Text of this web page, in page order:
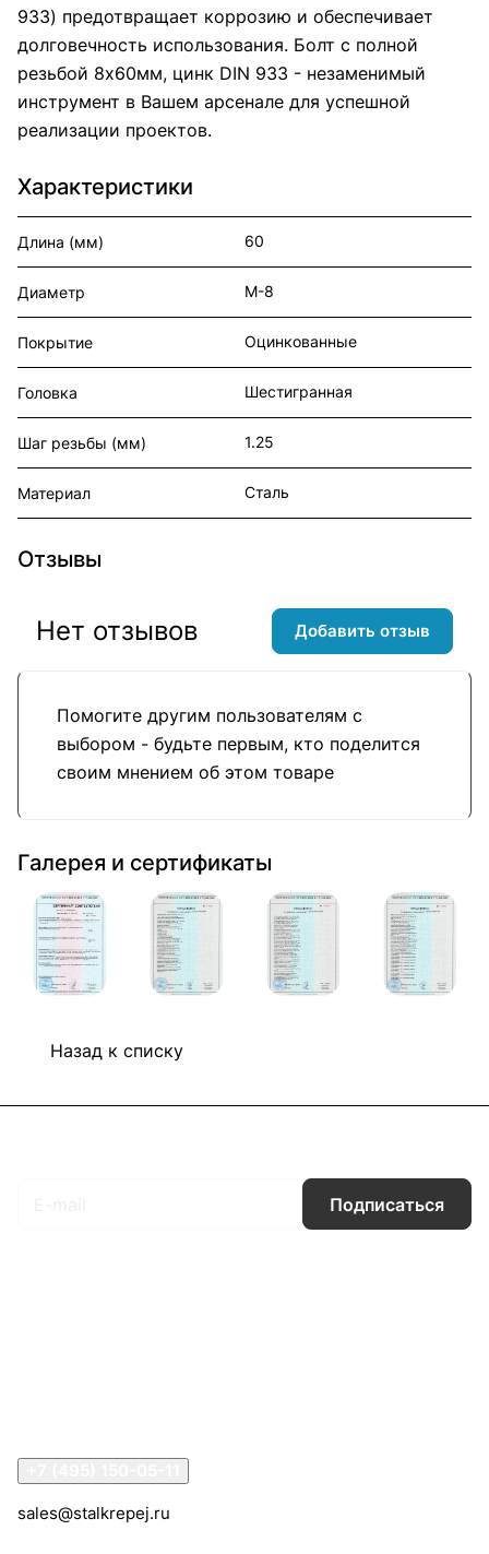
933) предотвращает коррозию и обеспечивает
долговечность использования. Болт с полной
резьбой 8х60мм, цинк DIN 933 - незаменимый
инструмент в Вашем арсенале для успешной
реализации проектов.
Характеристики
Длина (мм) 60
Диаметр М-8
Покрытие Оцинкованные
Головка Шестигранная
Шаг резьбы (мм) 1.25
Материал Сталь
Отзывы
Помогите другим пользователям с
выбором - будьте первым, кто поделится
своим мнением об этом товаре
Нет отзывов Добавить отзыв
Галерея и сертификаты
Назад к списку
Подписаться
sales@stalkrepej.ru